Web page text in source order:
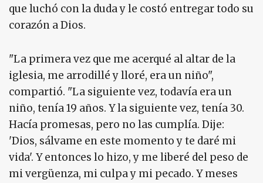
que luchó con la duda y le costó entregar todo su
corazón a Dios.
"La primera vez que me acerqué al altar de la
iglesia, me arrodillé y lloré, era un niño",
compartió. "La siguiente vez, todavía era un
niño, tenía 19 años. Y la siguiente vez, tenía 30.
Hacía promesas, pero no las cumplía. Dije:
'Dios, sálvame en este momento y te daré mi
vida'. Y entonces lo hizo, y me liberé del peso de
mi vergüenza, mi culpa y mi pecado. Y meses